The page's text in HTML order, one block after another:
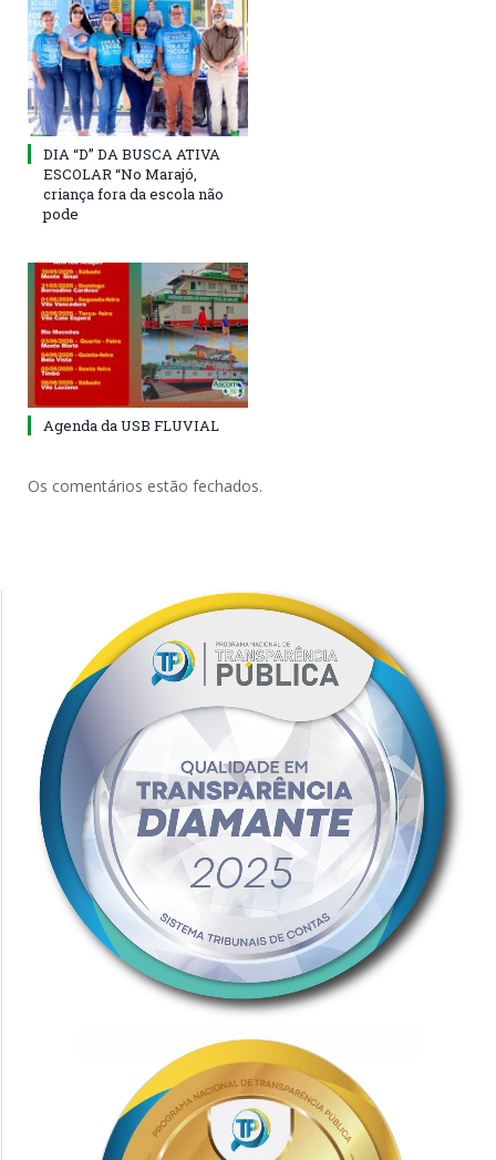
DIA “D” DA BUSCA ATIVA
ESCOLAR “No Marajó,
criança fora da escola não
pode
Agenda da USB FLUVIAL
Os comentários estão fechados.